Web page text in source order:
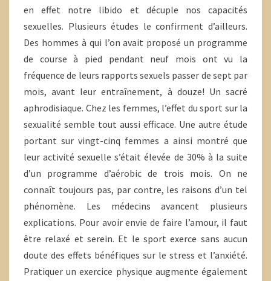
en effet notre libido et décuple nos capacités
sexuelles. Plusieurs études le confirment d’ailleurs.
Des hommes à qui l’on avait proposé un programme
de course à pied pendant neuf mois ont vu la
fréquence de leurs rapports sexuels passer de sept par
mois, avant leur entraînement, à douze! Un sacré
aphrodisiaque. Chez les femmes, l’effet du sport sur la
sexualité semble tout aussi efficace. Une autre étude
portant sur vingt-cinq femmes a ainsi montré que
leur activité sexuelle s’était élevée de 30% à la suite
d’un programme d’aérobic de trois mois. On ne
connaît toujours pas, par contre, les raisons d’un tel
phénomène. Les médecins avancent plusieurs
explications. Pour avoir envie de faire l’amour, il faut
être relaxé et serein. Et le sport exerce sans aucun
doute des effets bénéfiques sur le stress et l’anxiété.
Pratiquer un exercice physique augmente également